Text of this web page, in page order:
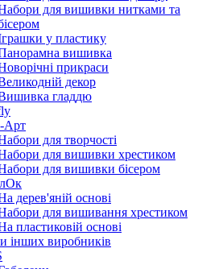
для вишивки нитками та
у пластику
вишивка
прикраси
декор
гладдю
Арт
для творчості
для вишивки хрестиком
для вишивки бісером
дерев'яній основі
для вишивання хрестиком
пластиковій основі
інших виробників